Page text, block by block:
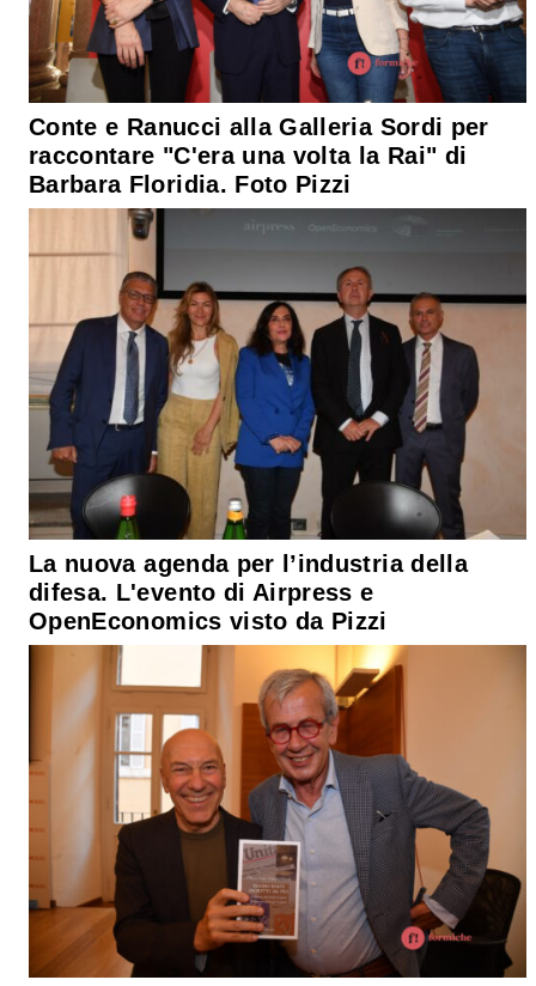
Conte e Ranucci alla Galleria Sordi per
raccontare "C'era una volta la Rai" di
Barbara Floridia. Foto Pizzi
La nuova agenda per l’industria della
difesa. L'evento di Airpress e
OpenEconomics visto da Pizzi